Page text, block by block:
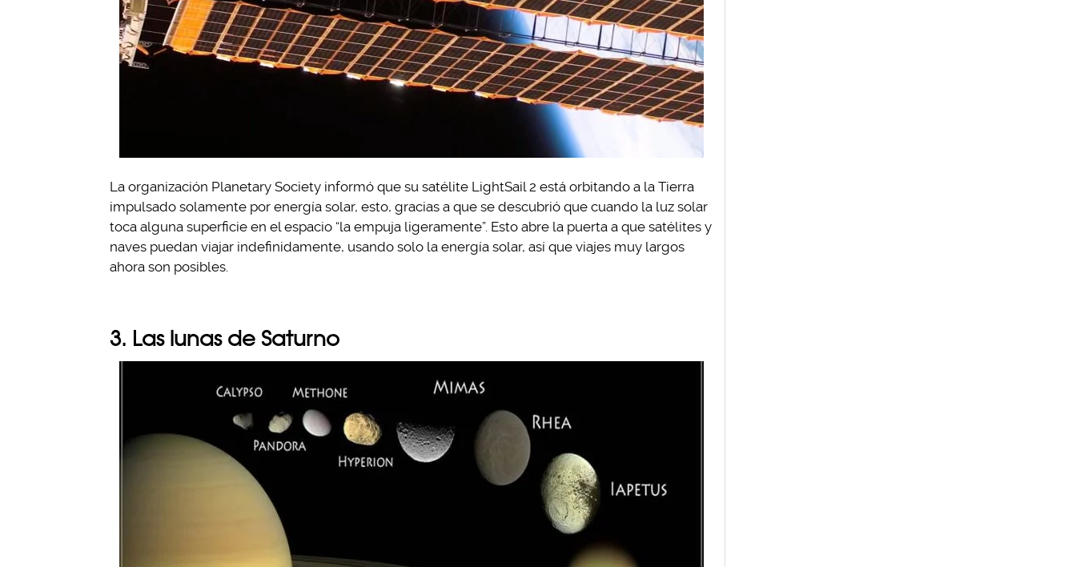
La organización Planetary Society informó que su satélite LightSail 2 está orbitando a la Tierra
impulsado solamente por energía solar, esto, gracias a que se descubrió que cuando la luz solar
toca alguna superficie en el espacio “la empuja ligeramente”. Esto abre la puerta a que satélites y
naves puedan viajar indefinidamente, usando solo la energía solar, así que viajes muy largos
ahora son posibles.
3. Las lunas de Saturno